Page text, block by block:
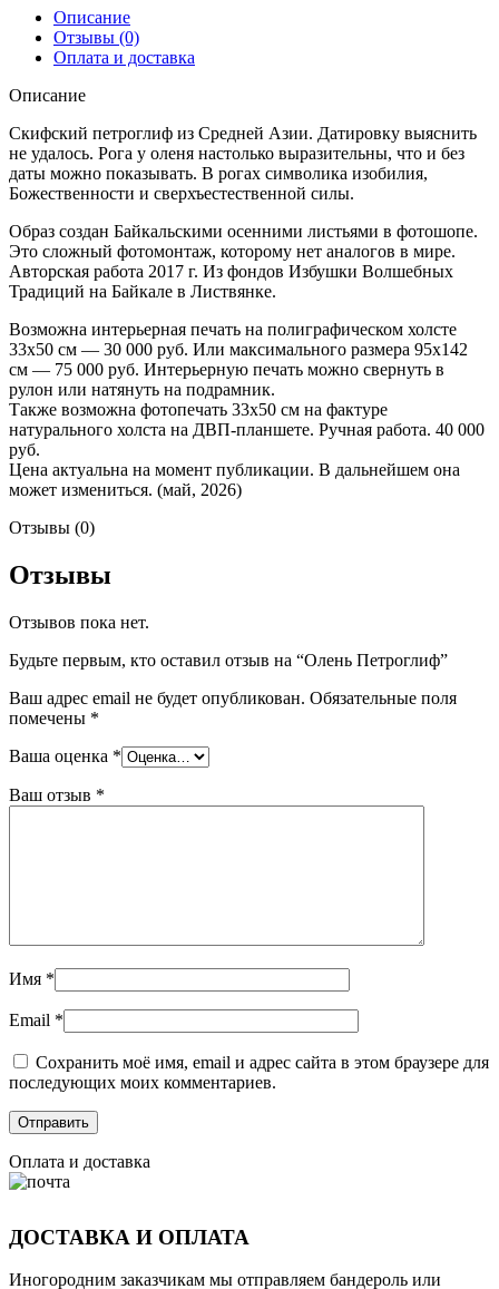
Описание
Отзывы (0)
Оплата и доставка
Описание
Скифский петроглиф из Средней Азии. Датировку выяснить
не удалось. Рога у оленя настолько выразительны, что и без
даты можно показывать. В рогах символика изобилия,
Божественности и сверхъестественной силы.
Образ создан Байкальскими осенними листьями в фотошопе.
Это сложный фотомонтаж, которому нет аналогов в мире.
Авторская работа 2017 г. Из фондов Избушки Волшебных
Традиций на Байкале в Листвянке.
Возможна интерьерная печать на полиграфическом холсте
33х50 см — 30 000 руб. Или максимального размера 95х142
см — 75 000 руб. Интерьерную печать можно свернуть в
рулон или натянуть на подрамник.
Также возможна фотопечать 33х50 см на фактуре
натурального холста на ДВП-планшете. Ручная работа. 40 000
руб.
Цена актуальна на момент публикации. В дальнейшем она
может измениться. (май, 2026)
Отзывы (0)
Отзывы
Отзывов пока нет.
Будьте первым, кто оставил отзыв на “Олень Петроглиф”
Ваш адрес email не будет опубликован. Обязательные поля
помечены *
Ваша оценка *
Ваш отзыв *
Имя *
Email *
Сохранить моё имя, email и адрес сайта в этом браузере для
последующих моих комментариев.
Оплата и доставка
ДОСТАВКА И ОПЛАТА
Иногородним заказчикам мы отправляем бандероль или